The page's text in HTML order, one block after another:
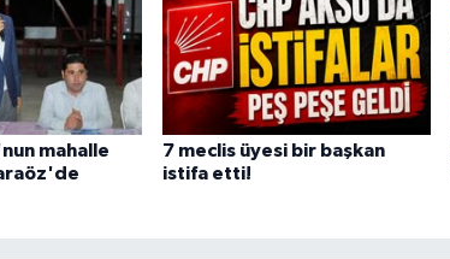
mahalle
7 meclis üyesi bir başkan
istifa etti!